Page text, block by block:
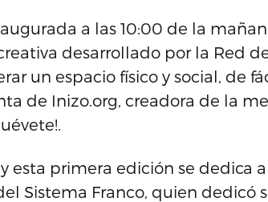
a las 10:00 de la
desarrollado por la Red
un espacio físico y social, de
de Inizo.org, creadora de la
esta primera edición se dedica
Sistema Franco, quien dedicó